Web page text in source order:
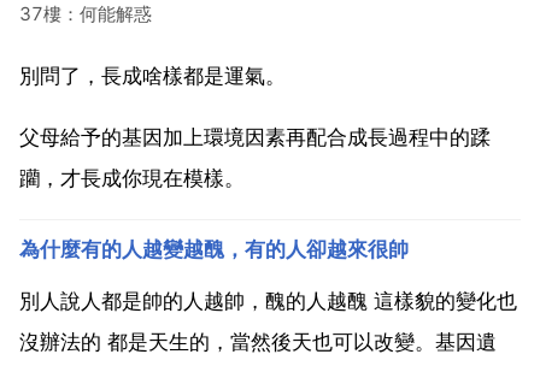
37樓：何能解惑
別問了，長成啥樣都是運氣。
父母給予的基因加上環境因素再配合成長過程中的蹂
躪，才長成你現在模樣。
為什麼有的人越變越醜，有的人卻越來很帥
別人說人都是帥的人越帥，醜的人越醜 這樣貌的變化也
沒辦法的 都是天生的，當然後天也可以改變。基因遺